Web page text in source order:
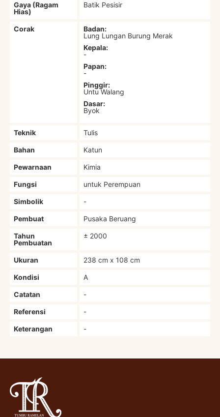
Gaya (Ragam
Hias)
Batik Pesisir
Corak
Badan:
Lung Lungan Burung Merak
Kepala:
-
Papan:
-
Pinggir:
Untu Walang
Dasar:
Byok
Teknik Tulis
Bahan Katun
Pewarnaan Kimia
Fungsi untuk Perempuan
Simbolik -
Pembuat Pusaka Beruang
Tahun
Pembuatan
± 2000
Ukuran 238 cm x 108 cm
Kondisi A
Catatan -
Referensi -
Keterangan -